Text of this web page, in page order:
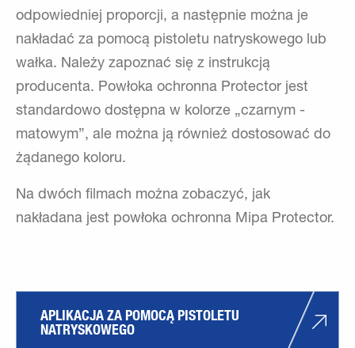
odpowiedniej proporcji, a następnie można je
nakładać za pomocą pistoletu natryskowego lub
wałka. Należy zapoznać się z instrukcją
producenta. Powłoka ochronna Protector jest
standardowo dostępna w kolorze „czarnym -
matowym”, ale można ją również dostosować do
żądanego koloru.
Na dwóch filmach można zobaczyć, jak
nakładana jest powłoka ochronna Mipa Protector.
APLIKACJA ZA POMOCĄ PISTOLETU
NATRYSKOWEGO